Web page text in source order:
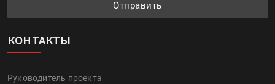
Отправить
КОНТАКТЫ
Руководитель проекта